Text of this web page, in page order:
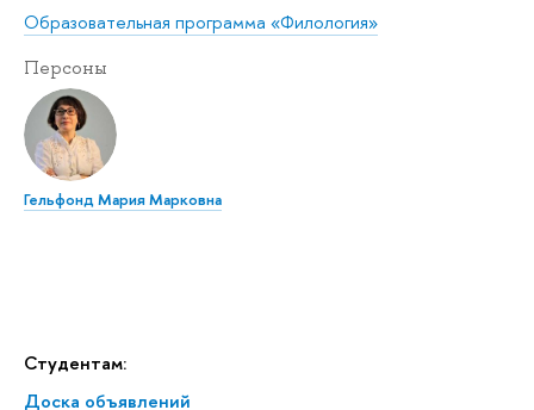
Студентам:
Доска объявлений
Образовательная программа «Филология»
Персоны
Гельфонд Мария Марковна